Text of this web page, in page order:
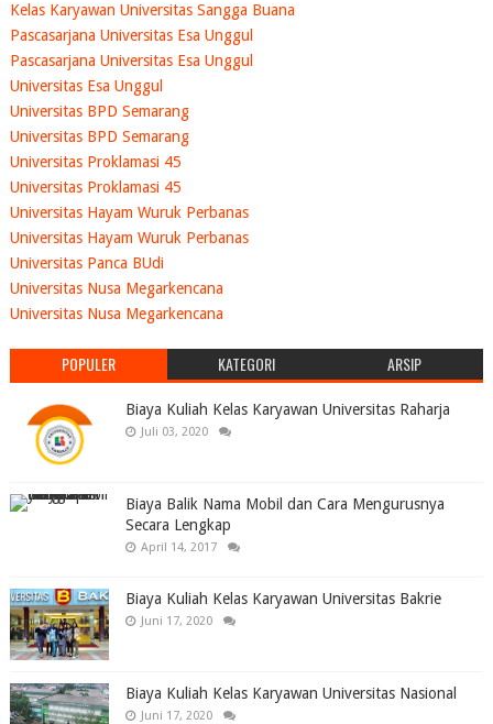
Kelas Karyawan Universitas Sangga Buana
Pascasarjana Universitas Esa Unggul
Pascasarjana Universitas Esa Unggul
Universitas Esa Unggul
Universitas BPD Semarang
Universitas BPD Semarang
Universitas Proklamasi 45
Universitas Proklamasi 45
Universitas Hayam Wuruk Perbanas
Universitas Hayam Wuruk Perbanas
Universitas Panca BUdi
Universitas Nusa Megarkencana
Universitas Nusa Megarkencana
POPULER KATEGORI ARSIP
Biaya Kuliah Kelas Karyawan Universitas Raharja
Juli 03, 2020
Biaya Balik Nama Mobil dan Cara Mengurusnya
Secara Lengkap
April 14, 2017
Biaya Kuliah Kelas Karyawan Universitas Bakrie
Juni 17, 2020
Biaya Kuliah Kelas Karyawan Universitas Nasional
Juni 17, 2020